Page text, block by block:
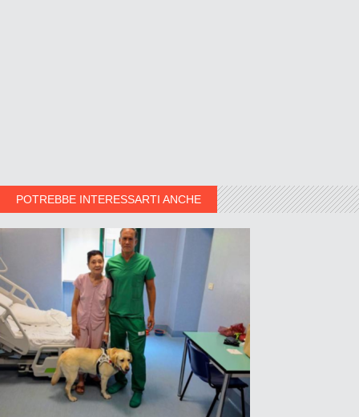
POTREBBE INTERESSARTI ANCHE